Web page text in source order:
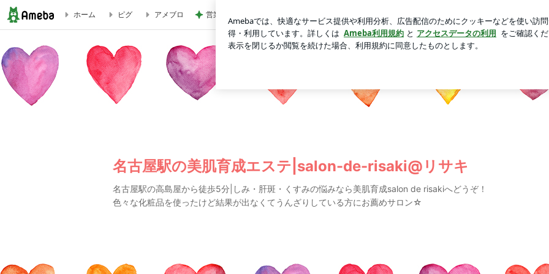
名古屋駅の美肌育成エステ|salon-de-risaki@リサキ
ホーム ピグ アメブロ 営業終了を控えたバリ島の我が家 ロ
名古屋駅の美肌育成エステ|salon-de-risaki@リサキ
名古屋駅の高島屋から徒歩5分|しみ・肝斑・くすみの悩みなら美肌育成salon de risakiへどうぞ！
色々な化粧品を使ったけど結果が出なくてうんざりしている方にお薦めサロン☆